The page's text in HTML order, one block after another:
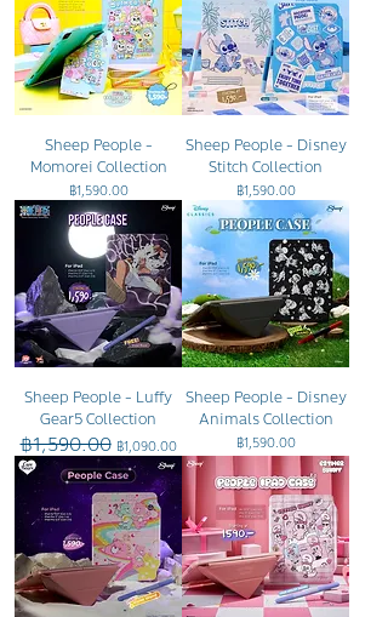
Sheep People -
Momorei Collection
ราคา
฿1,590.00
Sheep People - Disney
Stitch Collection
ราคา
฿1,590.00
Sheep People - Luffy
Gear5 Collection
ราคาปกติ
฿1,590.00 ราคาขายลด
฿1,090.00
Sheep People - Disney
Animals Collection
ราคา
฿1,590.00